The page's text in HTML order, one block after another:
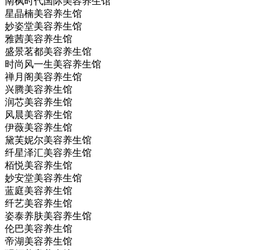
星晶楠美容养生馆
妙姿堂美容养生馆
雅茜美容养生馆
盛景茗都美容养生馆
时尚风一生美容养生馆
禅月阁美容养生馆
兴腾美容养生馆
润芯美容养生馆
风晨美容养生馆
伊薇美容养生馆
黛芙妮尔美容养生馆
纤星泽汇美容养生馆
栢悦美容养生馆
妙安堂美容养生馆
蓝庭美容养生馆
纤艺美容养生馆
姿泰养肤美容养生馆
伦巴美容养生馆
帝湖美容养生馆